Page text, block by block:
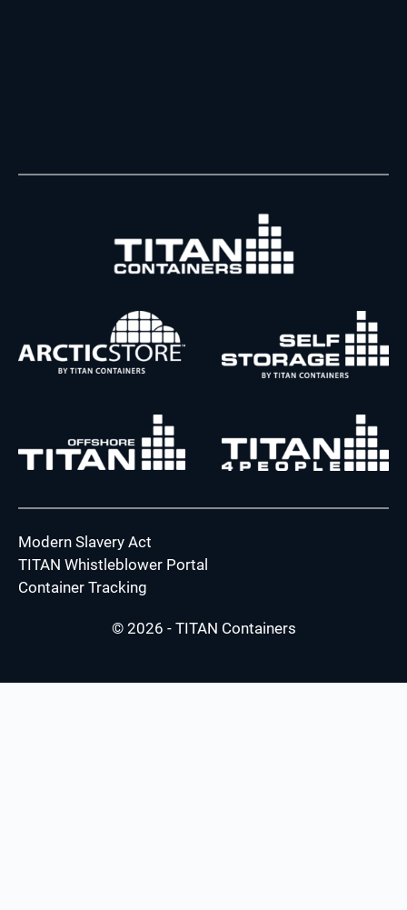
Modern Slavery Act
TITAN Whistleblower Portal
Container Tracking
© 2026 - TITAN Containers